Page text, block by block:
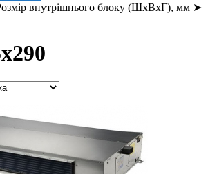
внутрішнього блоку (ШхВхГ), мм ➤